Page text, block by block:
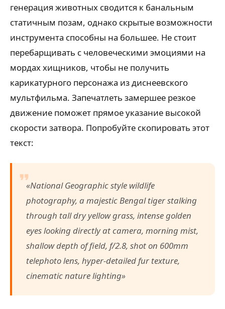
генерация животных сводится к банальным
статичным позам, однако скрытые возможности
инструмента способны на большее. Не стоит
перебарщивать с человеческими эмоциями на
мордах хищников, чтобы не получить
карикатурного персонажа из диснеевского
мультфильма. Запечатлеть замершее резкое
движение поможет прямое указание высокой
скорости затвора. Попробуйте скопировать этот
текст:
«National Geographic style wildlife
photography, a majestic Bengal tiger stalking
through tall dry yellow grass, intense golden
eyes looking directly at camera, morning mist,
shallow depth of field, f/2.8, shot on 600mm
telephoto lens, hyper-detailed fur texture,
cinematic nature lighting»